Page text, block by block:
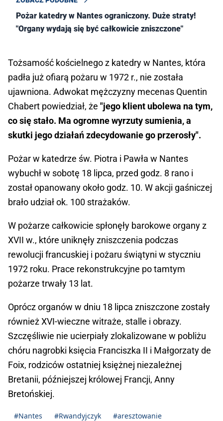
Pożar katedry w Nantes ograniczony. Duże straty!
"Organy wydają się być całkowicie zniszczone"
Tożsamość kościelnego z katedry w Nantes, która
padła już ofiarą pożaru w 1972 r., nie została
ujawniona. Adwokat mężczyzny mecenas Quentin
Chabert powiedział, że "jego klient ubolewa na tym,
co się stało. Ma ogromne wyrzuty sumienia, a
skutki jego działań zdecydowanie go przerosły".
Pożar w katedrze św. Piotra i Pawła w Nantes
wybuchł w sobotę 18 lipca, przed godz. 8 rano i
został opanowany około godz. 10. W akcji gaśniczej
brało udział ok. 100 strażaków.
W pożarze całkowicie spłonęły barokowe organy z
XVII w., które uniknęły zniszczenia podczas
rewolucji francuskiej i pożaru świątyni w styczniu
1972 roku. Prace rekonstrukcyjne po tamtym
pożarze trwały 13 lat.
Oprócz organów w dniu 18 lipca zniszczone zostały
również XVI-wieczne witraże, stalle i obrazy.
Szczęśliwie nie ucierpiały zlokalizowane w pobliżu
chóru nagrobki księcia Franciszka II i Małgorzaty de
Foix, rodziców ostatniej księżnej niezależnej
Bretanii, późniejszej królowej Francji, Anny
Bretońskiej.
#Nantes #Rwandyjczyk #aresztowanie